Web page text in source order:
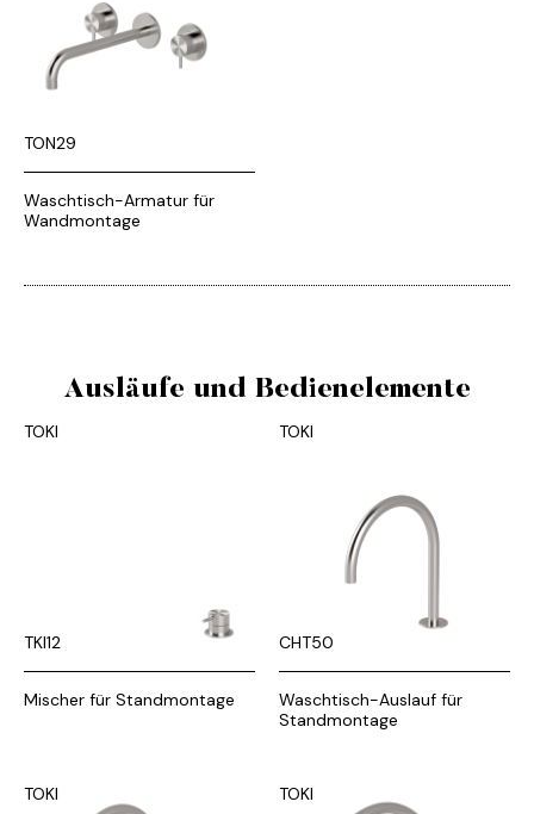
TON29
Waschtisch-Armatur für
Wandmontage
Ausläufe und Bedienelemente
TOKI
TKI12
Mischer für Standmontage
TOKI
CHT50
Waschtisch-Auslauf für
Standmontage
TOKI TOKI